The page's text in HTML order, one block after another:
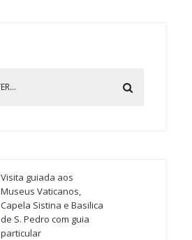
Visita guiada aos
Museus Vaticanos,
Capela Sistina e Basilica
de S. Pedro com guia
particular